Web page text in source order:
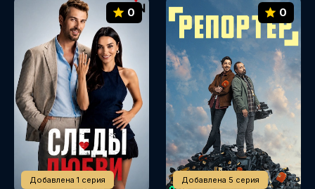
0
Добавлена 1 серия
0
Добавлена 5 серия